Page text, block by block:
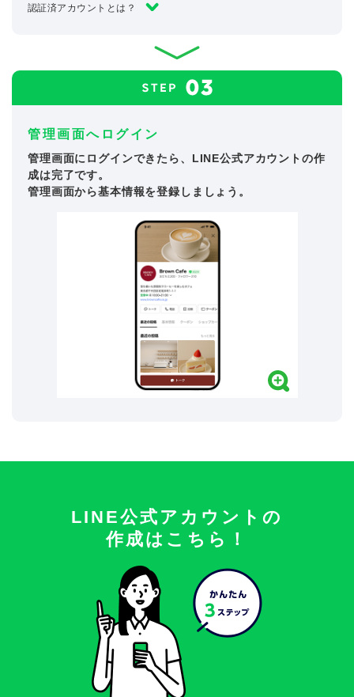
認証済アカウントとは？
管理画面へログイン
管理画面にログインできたら、LINE公式アカウントの作
成は完了です。
管理画面から基本情報を登録しましょう。
LINE公式アカウントの
作成はこちら！